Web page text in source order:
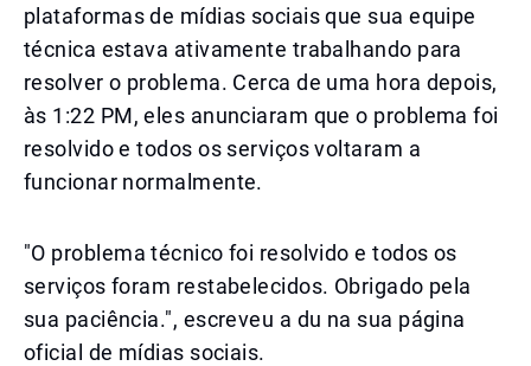
plataformas de mídias sociais que sua equipe
técnica estava ativamente trabalhando para
resolver o problema. Cerca de uma hora depois,
às 1:22 PM, eles anunciaram que o problema foi
resolvido e todos os serviços voltaram a
funcionar normalmente.
"O problema técnico foi resolvido e todos os
serviços foram restabelecidos. Obrigado pela
sua paciência.", escreveu a du na sua página
oficial de mídias sociais.